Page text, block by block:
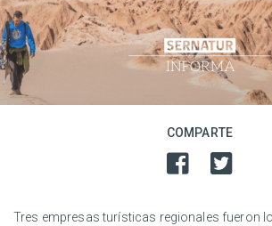
COMPARTE
Tres empresas turísticas regionales fueron